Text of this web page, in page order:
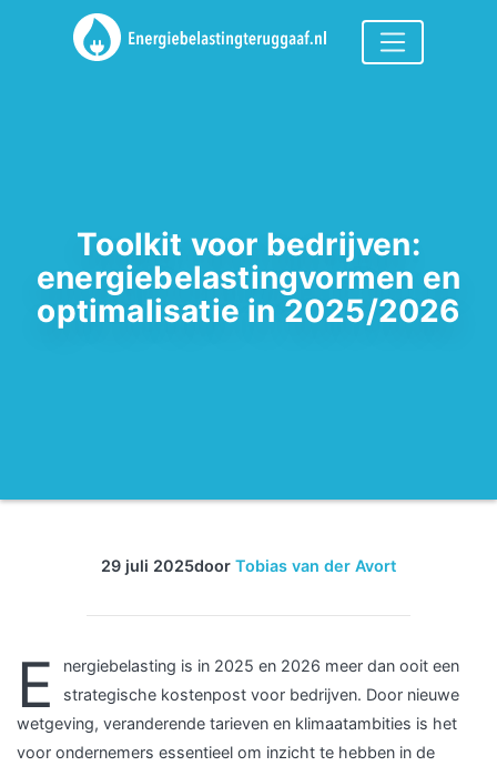
Toolkit voor bedrijven:
energiebelastingvormen en
optimalisatie in 2025/2026
29 juli 2025door Tobias van der Avort
E
nergiebelasting is in 2025 en 2026 meer dan ooit een
strategische kostenpost voor bedrijven. Door nieuwe
wetgeving, veranderende tarieven en klimaatambities is het
voor ondernemers essentieel om inzicht te hebben in de